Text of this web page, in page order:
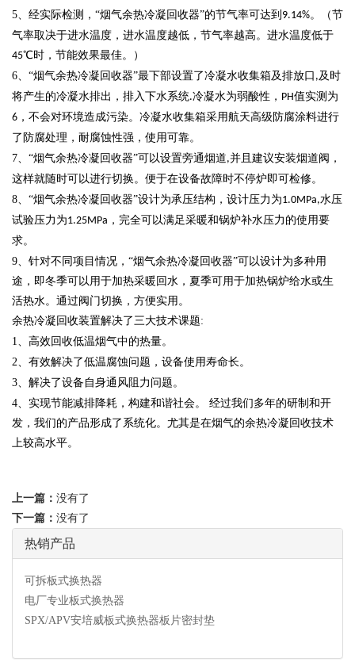
5、经实际检测，“烟气余热冷凝回收器”的节气率可达到 9.14%。（节
气率取决于进水温度，进水温度越低，节气率越高。进水温度低于
45℃时，节能效果最佳。）
6、“烟气余热冷凝回收器”最下部设置了冷凝水收集箱及排放口 ,及时
将产生的冷凝水排出，排入下水系统.冷凝水为弱酸性， PH值实测为
6 ，不会对环境造成污染。冷凝水收集箱采用航天高级防腐涂料进行
了防腐处理，耐腐蚀性强，使用可靠。
7、“烟气余热冷凝回收器”可以设置旁通烟道,并且建议安装烟道阀，
这样就随时可以进行切换。便于在设备故障时不停炉即可检修。
8、“烟气余热冷凝回收器”设计为承压结构，设计压力为1.0MPa,水压
试验压力为1.25MPa ，完全可以满足采暖和锅炉补水压力的使用要
求。
9、针对不同项目情况，“烟气余热冷凝回收器”可以设计为多种用
途，即冬季可以用于加热采暖回水，夏季可用于加热锅炉给水或生
活热水。通过阀门切换，方便实用。
余热冷凝回收装置解决了三大技术课题:
1、高效回收低温烟气中的热量。
2、有效解决了低温腐蚀问题，设备使用寿命长。
3、解决了设备自身通风阻力问题。
4、实现节能减排降耗，构建和谐社会。 经过我们多年的研制和开
发，我们的产品形成了系统化。尤其是在烟气的余热冷凝回收技术
上较高水平。
上一篇： 没有了
下一篇： 没有了
热销产品
可拆板式换热器
电厂专业板式换热器
SPX/APV安培威板式换热器板片密封垫